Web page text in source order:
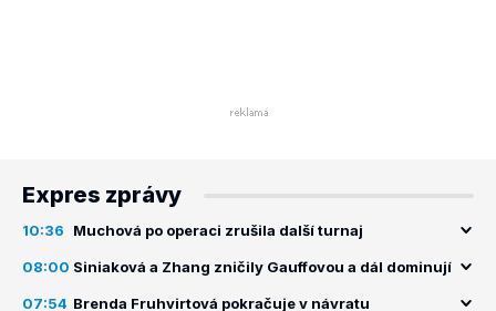
Expres zprávy
10:36 Muchová po operaci zrušila další turnaj
08:00 Siniaková a Zhang zničily Gauffovou a dál dominují
07:54 Brenda Fruhvirtová pokračuje v návratu